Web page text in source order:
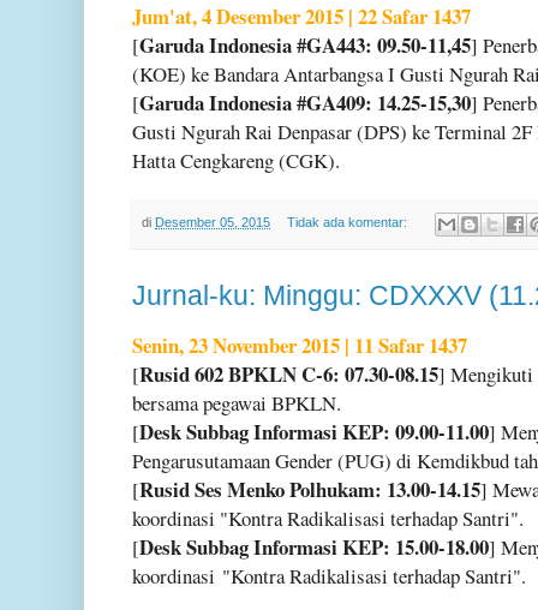
Jum'at, 4 Desember 2015 | 22 Safar 1437
[Garuda Indonesia #GA443: 09.50-11,45]
(KOE) ke Bandara Antarbangsa I Gusti Ngurah
[Garuda Indonesia #GA409: 14.25-15,30]
Gusti Ngurah Rai Denpasar (DPS) ke Terminal 2F
Hatta Cengkareng (CGK).
di Desember 05, 2015 Tidak ada komentar:
Jurnal-ku: Minggu: CDXXXV
Senin, 23 November 2015 | 11 Safar 1437
[Rusid 602 BPKLN C-6: 07.30-08.15] Mengikuti
bersama pegawai BPKLN.
[Desk Subbag Informasi KEP: 09.00-11.00]
Pengarusutamaan Gender (PUG) di Kemdikbud
[Rusid Ses Menko Polhukam: 13.00-14.15]
koordinasi "Kontra Radikalisasi terhadap Santri".
[Desk Subbag Informasi KEP: 15.00-18.00]
koordinasi "Kontra Radikalisasi terhadap Santri".